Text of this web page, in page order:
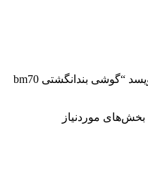
اولین کسی باشید که دیدگاهی می نویسد “گوشی بندانگشتی bm70
بخش‌های موردنیاز